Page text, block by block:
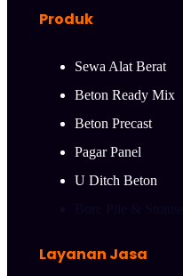
Produk
Sewa Alat Berat
Beton Ready Mix
Beton Precast
Pagar Panel
U Ditch Beton
Layanan Jasa